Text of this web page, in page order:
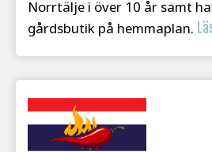
Norrtälje i över 10 år samt
gårdsbutik på hemmaplan.